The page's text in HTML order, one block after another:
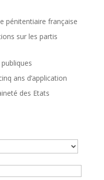
pénitentiaire française
sur les partis
ans d’application
des Etats